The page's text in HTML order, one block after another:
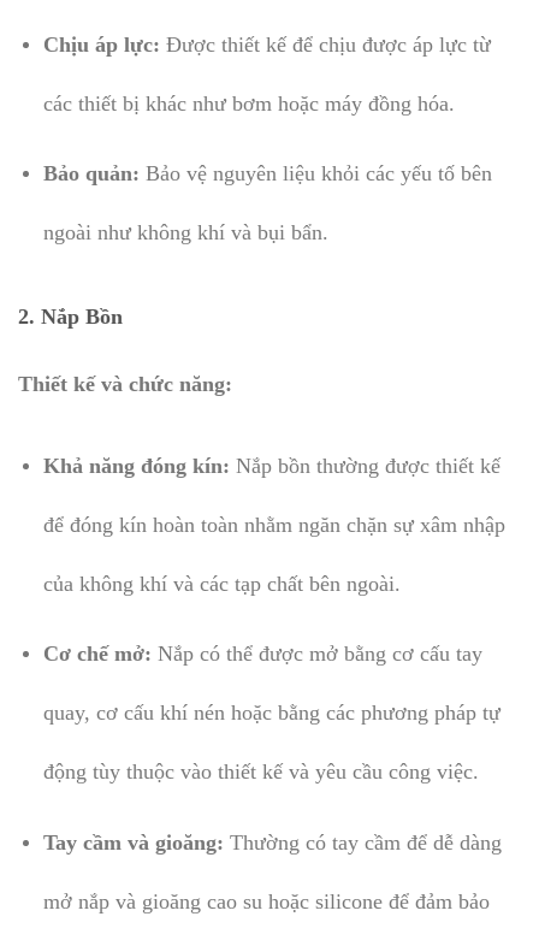
Chịu áp lực: Được thiết kế để chịu được áp lực từ
các thiết bị khác như bơm hoặc máy đồng hóa.
Bảo quản: Bảo vệ nguyên liệu khỏi các yếu tố bên
ngoài như không khí và bụi bẩn.
2. Nắp Bồn
Thiết kế và chức năng:
Khả năng đóng kín: Nắp bồn thường được thiết kế
để đóng kín hoàn toàn nhằm ngăn chặn sự xâm nhập
của không khí và các tạp chất bên ngoài.
Cơ chế mở: Nắp có thể được mở bằng cơ cấu tay
quay, cơ cấu khí nén hoặc bằng các phương pháp tự
động tùy thuộc vào thiết kế và yêu cầu công việc.
Tay cầm và gioăng: Thường có tay cầm để dễ dàng
mở nắp và gioăng cao su hoặc silicone để đảm bảo